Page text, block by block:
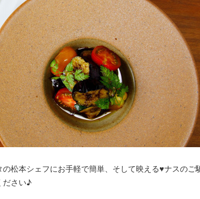
松本シェフにお手軽で簡単、そして映える♥ナスのご
ださい♪